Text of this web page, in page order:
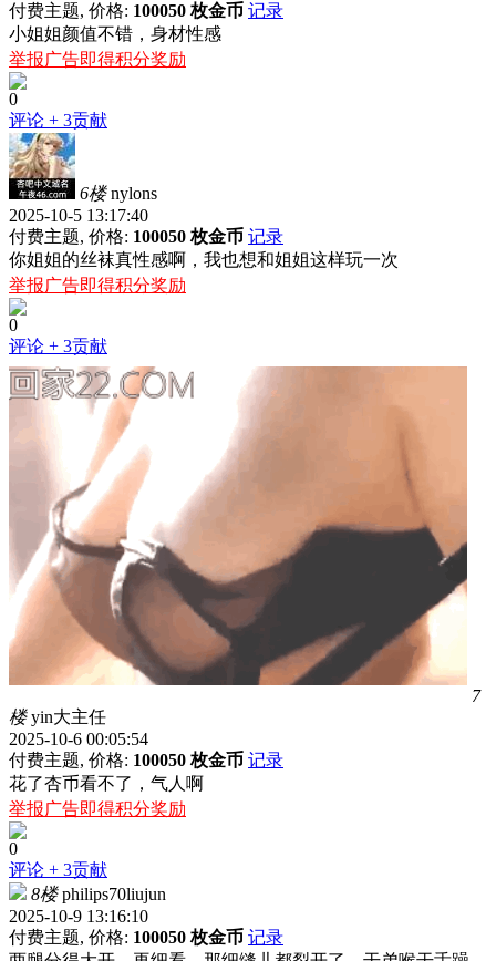
付费主题, 价格: 100050 枚金币 记录
小姐姐颜值不错，身材性感
举报广告即得积分奖励
0
评论 + 3贡献
6楼 nylons
2025-10-5 13:17:40
付费主题, 价格: 100050 枚金币 记录
你姐姐的丝袜真性感啊，我也想和姐姐这样玩一次
举报广告即得积分奖励
0
评论 + 3贡献
7
楼 yin大主任
2025-10-6 00:05:54
付费主题, 价格: 100050 枚金币 记录
花了杏币看不了，气人啊
举报广告即得积分奖励
0
评论 + 3贡献
8楼 philips70liujun
2025-10-9 13:16:10
付费主题, 价格: 100050 枚金币 记录